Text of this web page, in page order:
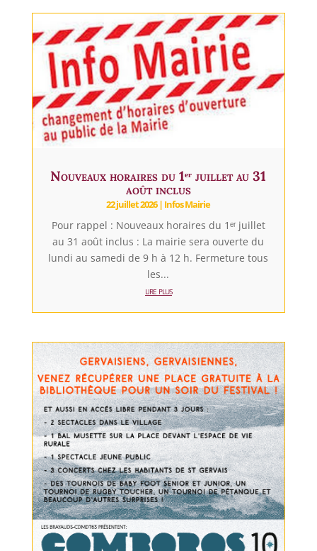
Nouveaux horaires du 1ᵉʳ juillet au 31
août inclus
22 juillet 2026| Infos Mairie
Pour rappel : Nouveaux horaires du 1ᵉʳ juillet
au 31 août inclus : La mairie sera ouverte du
lundi au samedi de 9 h à 12 h. Fermeture tous
les...
lire plus